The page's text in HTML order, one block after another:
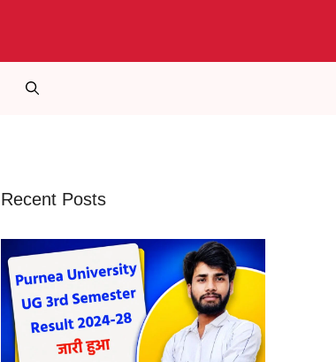
Recent Posts